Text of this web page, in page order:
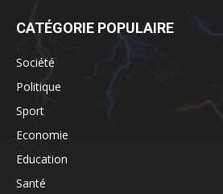
CATÉGORIE POPULAIRE
Société
Politique
Sport
Economie
Education
Santé